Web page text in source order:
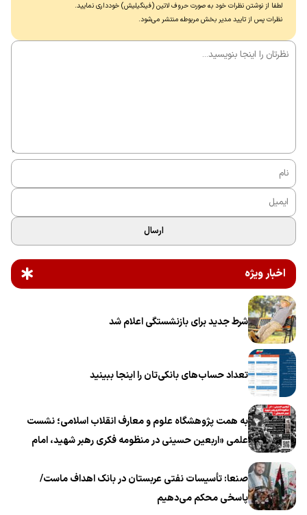
لطفا از نوشتن نظرات خود به صورت حروف لاتین (فینگیلیش) خودداری نماييد.
نظرات پس از تایید مدیر بخش مربوطه منتشر می‌شود.
ارسال
اخبار ویژه
شرط جدید برای بازنشستگی اعلام شد
تعداد حساب‌های بانکی‌تان را اینجا ببینید
به همت پژوهشگاه علوم و معارف انقلاب اسلامی؛ نشست
علمی «اربعین حسینی در منظومه فکری رهبر شهید، امام
صنعا: تأسیسات نفتی عربستان در بانک اهداف ماست/
پاسخی محکم می‌دهیم